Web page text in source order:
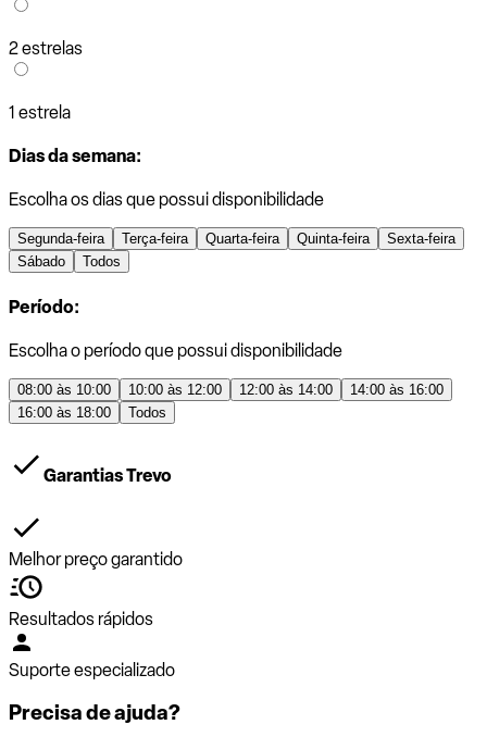
2 estrelas
1 estrela
Dias da semana:
Escolha os dias que possui disponibilidade
Segunda-feira Terça-feira Quarta-feira Quinta-feira
Sexta-feira
Sábado
Todos
Período:
Escolha o período que possui disponibilidade
08:00 às 10:00 10:00 às 12:00 12:00 às 14:00
14:00 às 16:00
16:00 às 18:00
Todos
Garantias Trevo
Melhor preço garantido
Resultados rápidos
Suporte especializado
Precisa de ajuda?